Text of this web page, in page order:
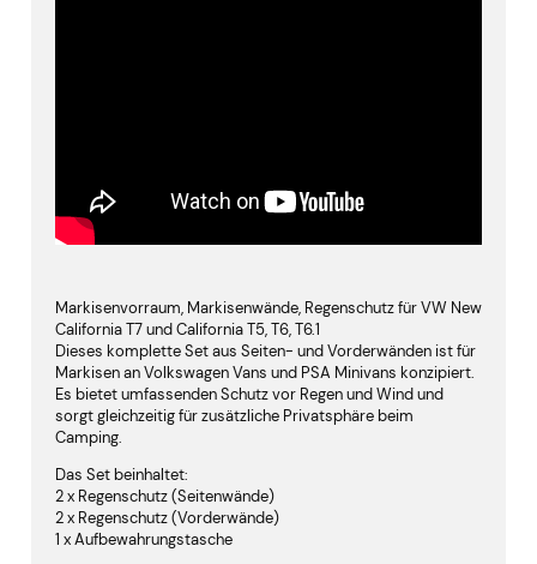
Markisenvorraum, Markisenwände, Regenschutz für VW New
California T7 und California T5, T6, T6.1
Dieses komplette Set aus Seiten- und Vorderwänden ist für
Markisen an Volkswagen Vans und PSA Minivans konzipiert.
Es bietet umfassenden Schutz vor Regen und Wind und
sorgt gleichzeitig für zusätzliche Privatsphäre beim
Camping.
Das Set beinhaltet:
2 x Regenschutz (Seitenwände)
2 x Regenschutz (Vorderwände)
1 x Aufbewahrungstasche